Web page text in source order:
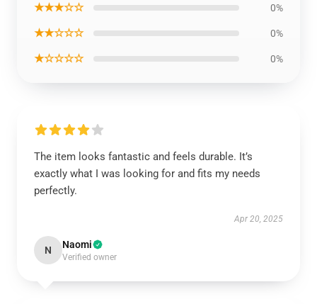
★★★☆☆ 0%
★★☆☆☆ 0%
★☆☆☆☆ 0%
The item looks fantastic and feels durable. It’s
exactly what I was looking for and fits my needs
perfectly.
Apr 20, 2025
N Naomi
Verified owner